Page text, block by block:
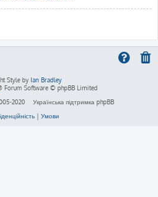
Style by Ian Bradley
Forum Software © phpBB Limited
2020
Українська підтримка phpBB
| Умови